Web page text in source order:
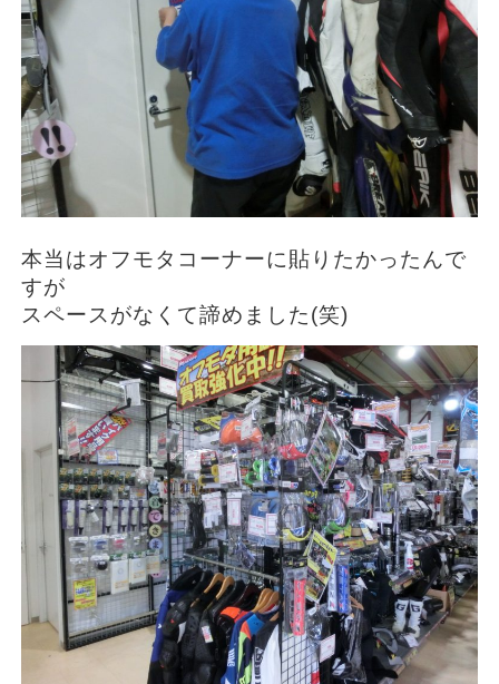
本当はオフモタコーナーに貼りたかったんで
すが
スペースがなくて諦めました(笑)